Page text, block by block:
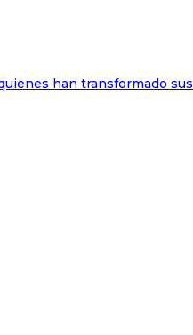
han transformado